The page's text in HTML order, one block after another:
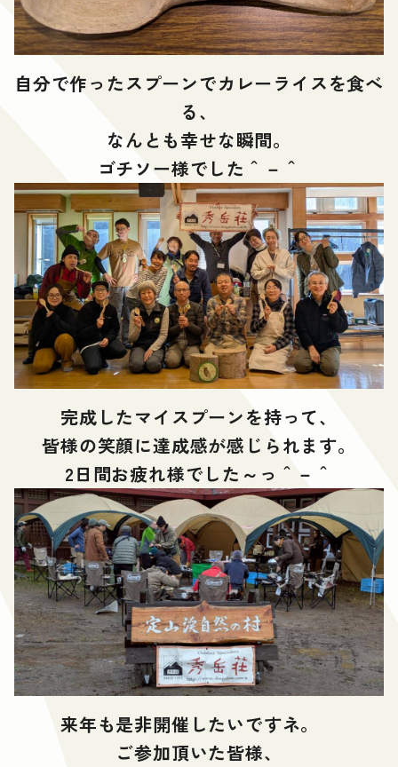
自分で作ったスプーンでカレーライスを食べ
る、
なんとも幸せな瞬間。
ゴチソー様でした＾－＾
完成したマイスプーンを持って、
皆様の笑顔に達成感が感じられます。
2日間お疲れ様でした～っ＾－＾
来年も是非開催したいですネ。
ご参加頂いた皆様、